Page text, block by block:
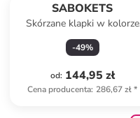
SABOKETS
Skórzane klapki w kolorze
brązowym
-49%
od: 144,95 zł
Cena producenta: 286,67 zł*